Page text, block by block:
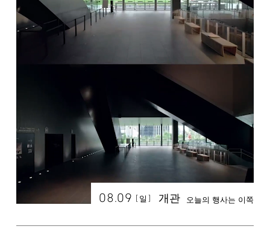
08.09 [ 일 ] 개관 오늘의 행사는 이쪽